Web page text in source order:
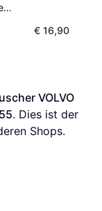
€ 16,90
VOLVO
. Dies ist der
Shops.